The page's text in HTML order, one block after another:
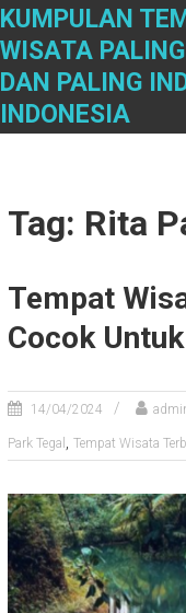
Skip
content
KUMPULAN
WISATA
DAN PALING
INDONESIA
Tag: Rita
Tempat
Cocok
14/04/2024
Park Tegal , Tempat Wisata